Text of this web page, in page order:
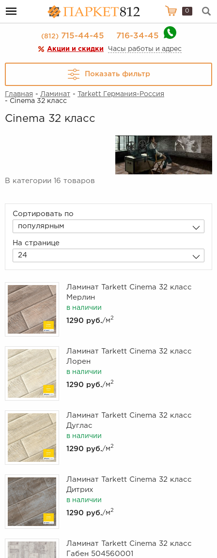
0
(812)715-44-45 716-34-45
Акции и скидки Часы работы и адрес
Показать фильтр
Главная - Ламинат -
Tarkett Германия-Россия
- Cinema 32 класс
Cinema 32 класс
В категории 16 товаров
Сортировать по
популярным
На странице
24
Ламинат Tarkett Cinema 32 класс
Мерлин
в наличии
1290 руб. /м 2
Ламинат Tarkett Cinema 32 класс
Лорен
в наличии
1290 руб. /м 2
Ламинат Tarkett Cinema 32 класс
Дуглас
в наличии
1290 руб. /м 2
Ламинат Tarkett Cinema 32 класс
Дитрих
в наличии
1290 руб. /м 2
Ламинат Tarkett Cinema 32 класс
Габен 504560001